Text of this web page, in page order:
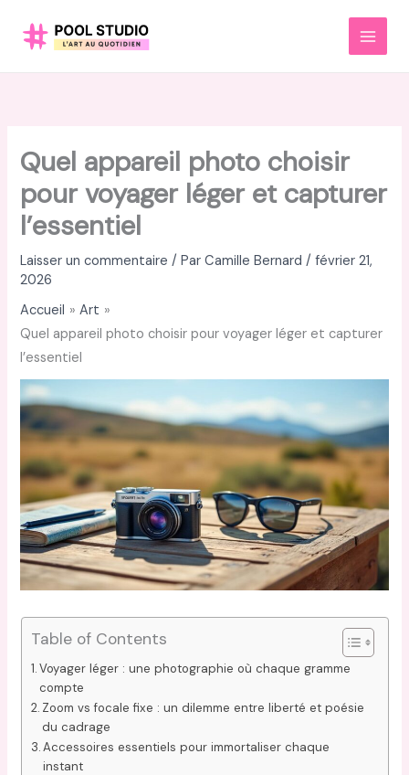
MAIN
Quel appareil photo choisir
pour voyager léger et capturer
l’essentiel
Laisser un commentaire / ParCamille Bernard/février 21,
2026
Accueil
Art
Quel appareil photo choisir pour voyager léger et capturer
l’essentiel
Table of Contents
Voyager léger : une photographie où chaque gramme
compte
Zoom vs focale fixe : un dilemme entre liberté et poésie
du cadrage
Accessoires essentiels pour immortaliser chaque
instant